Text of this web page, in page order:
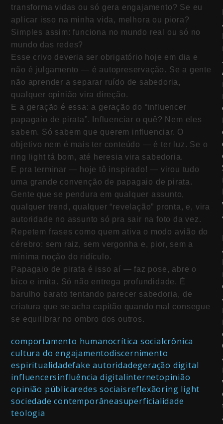
transforma vidas ou só gera engajamento? Se eu
aplicar isso na minha vida, melhora ou piora?
Simples assim: funciona no mundo real ou só no
mundo das redes?
Esse crivo deveria ser obrigatório hoje em dia e
não é julgamento — é autopreservação. Se a gente
não aprender a separar ruído de sabedoria,
qualquer opinião vira direção.
E a geração é essa: a geração do “influencer
papagaio de pirata”. Influenciar o quê? Nem eles
sabem. Só sabem que querem influenciar. O
objetivo nem é mais ter conteúdo — é ter luz. Se o
ring light tá bom, até heresia vira sabedoria.
E pra terminar — hoje tô inspirado! — virou tudo
uma grande convenção de papagaio de pirata.
Gente que se pendura em qualquer assunto,
qualquer trend, qualquer “revelação” pronta, e, vira
autoridade no assunto só pra sair na foto da vez.
Repetem frases como quem ativa o modo avião do
cérebro: sem raiz, sem vergonha e, pior, sem a
mínima noção do ridículo.
Papagaio de pirata é isso aí — faz pose, abre o
bico e imita. Só não entrega profundidade. É
barulho barato tentando parecer sabedoria, de
criatura que se acha capitão quando mal consegue
se equilibrar no ombro dos outros.
comportamento humanocrítica socialcrônica
cultura do engajamentodiscernimento
espiritualidadefake autoridadegeração digital
influencersinfluência digitalinternetopinião
opinião públicaredes sociaisreflexãoring light
sociedade contemporâneasuperficialidade
teologia